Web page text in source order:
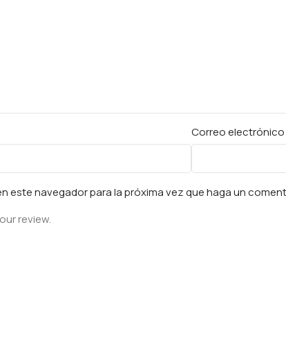
Correo electrónico
este navegador para la próxima vez que haga un
review.